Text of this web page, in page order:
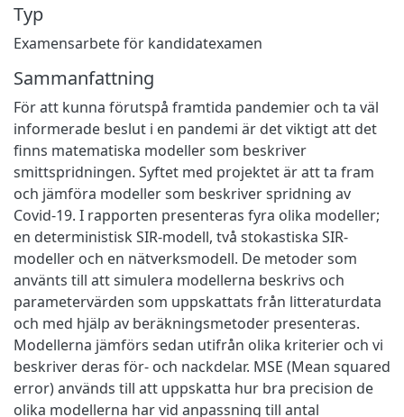
Typ
Examensarbete för kandidatexamen
Sammanfattning
För att kunna förutspå framtida pandemier och ta väl
informerade beslut i en pandemi är det viktigt att det
finns matematiska modeller som beskriver
smittspridningen. Syftet med projektet är att ta fram
och jämföra modeller som beskriver spridning av
Covid-19. I rapporten presenteras fyra olika modeller;
en deterministisk SIR-modell, två stokastiska SIR-
modeller och en nätverksmodell. De metoder som
använts till att simulera modellerna beskrivs och
parametervärden som uppskattats från litteraturdata
och med hjälp av beräkningsmetoder presenteras.
Modellerna jämförs sedan utifrån olika kriterier och vi
beskriver deras för- och nackdelar. MSE (Mean squared
error) används till att uppskatta hur bra precision de
olika modellerna har vid anpassning till antal